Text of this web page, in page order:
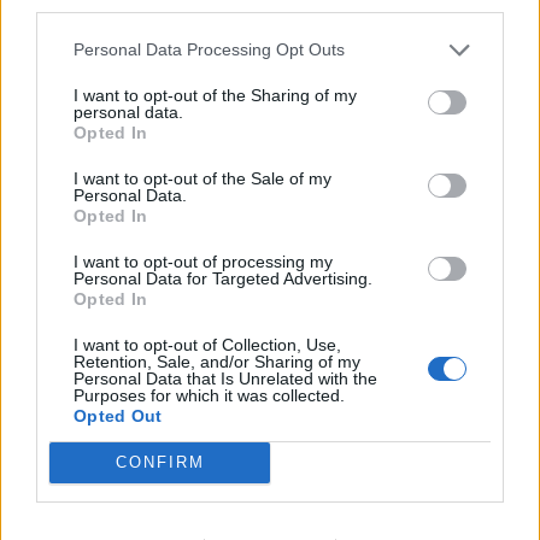
Personal Data Processing Opt Outs
I want to opt-out of the Sharing of my
personal data.
Opted In
I want to opt-out of the Sale of my
Personal Data.
Opted In
I want to opt-out of processing my
Personal Data for Targeted Advertising.
Opted In
I want to opt-out of Collection, Use,
Retention, Sale, and/or Sharing of my
Personal Data that Is Unrelated with the
Purposes for which it was collected.
Opted Out
CONFIRM
– 1 dl sweet chilisås
– 2 msk farinsocker eller strösocker
– 1 dl ostronsås
– 2-3 msk japansk soja
– 1 msk majsstärkelse
– 1 msk riven färsk ingefära
– 1 msk risvinäger
– 1 kycklingbuljongtärning eller fond (löses upp i 1 dl
kokande vatten)
GÖR SÅ HÄR
Skära kycklingen i tunna strimlor. Blanda med
majsstärkelse, bakpulver, salt och färskpressad vitlök.